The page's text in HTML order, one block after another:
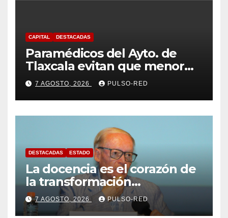
CAPITAL DESTACADAS
Paramédicos del Ayto. de
Tlaxcala evitan que menor
sufra complicaciones por
hipotermia tras caer en una
cisterna
7 AGOSTO, 2026 PULSO-RED
DESTACADAS ESTADO
La docencia es el corazón de
la transformación
universitaria: Rector de la
UATx
7 AGOSTO, 2026 PULSO-RED